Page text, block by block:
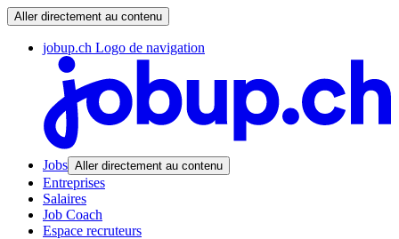
Aller directement au contenu
jobup.ch Logo de navigation
Jobs Aller directement au contenu
Entreprises
Salaires
Job Coach
Espace recruteurs